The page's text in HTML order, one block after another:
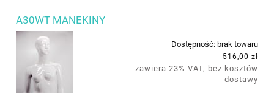
A30WT MANEKINY
Dostępność: brak towaru
516,00 zł
zawiera 23% VAT, bez kosztów
dostawy